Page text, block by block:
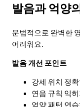
발음과 억양
문법적으로 완벽한
어려워요.
발음 개선 포인트
강세 위치 정
연음 규칙 익히
억양 패턴 연